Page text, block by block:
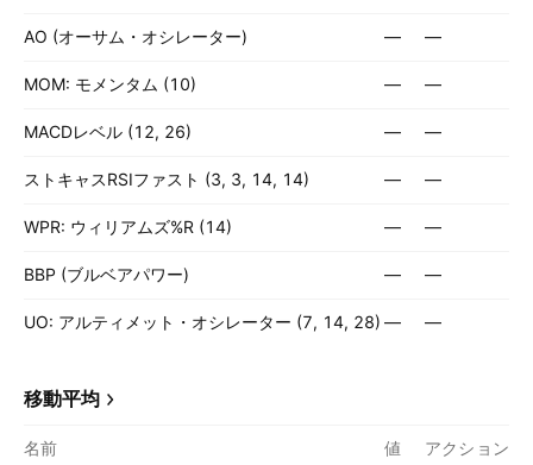
AO (オーサム・オシレーター) — —
MOM: モメンタム (10) — —
MACDレベル (12, 26) — —
ストキャスRSIファスト (3, 3, 14, 14) — —
WPR: ウィリアムズ%R (14) — —
BBP (ブルベアパワー) — —
UO: アルティメット・オシレーター (7, 14, 28) — —
移動平均
名前 値 アクション